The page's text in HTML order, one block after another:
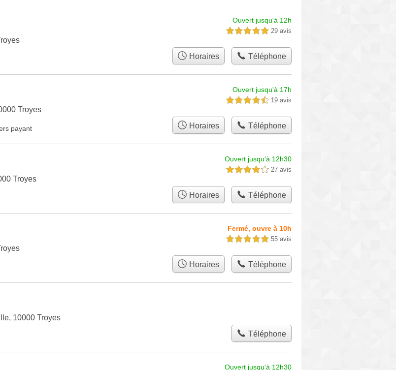
Ouvert jusqu'à 12h
5,0 étoiles sur 5 29 avis
Horaires Téléphone
Troyes
Ouvert jusqu'à 17h
4,5 étoiles sur 5 19 avis
payant Horaires Téléphone
Troyes
Ouvert jusqu'à 12h30
4,0 étoiles sur 5 27 avis
Horaires Téléphone
Fermé, ouvre à 10h
5,0 étoiles sur 5 55 avis
Horaires Téléphone
10000 Troyes
Téléphone
Ouvert jusqu'à 12h30